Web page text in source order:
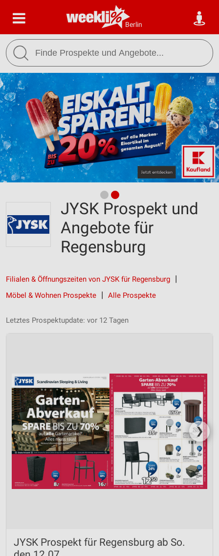
Berlin
JYSK Prospekt und
Angebote für
Regensburg
Filialen & Öffnungszeiten von JYSK für Regensburg
Möbel & Wohnen Prospekte
Alle Prospekte
Letztes Prospektupdate: vor 12 Tagen
❯
JYSK Prospekt für Regensburg ab So.